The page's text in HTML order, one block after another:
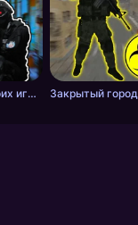
Спецназ на двоих игроков Закрытый город